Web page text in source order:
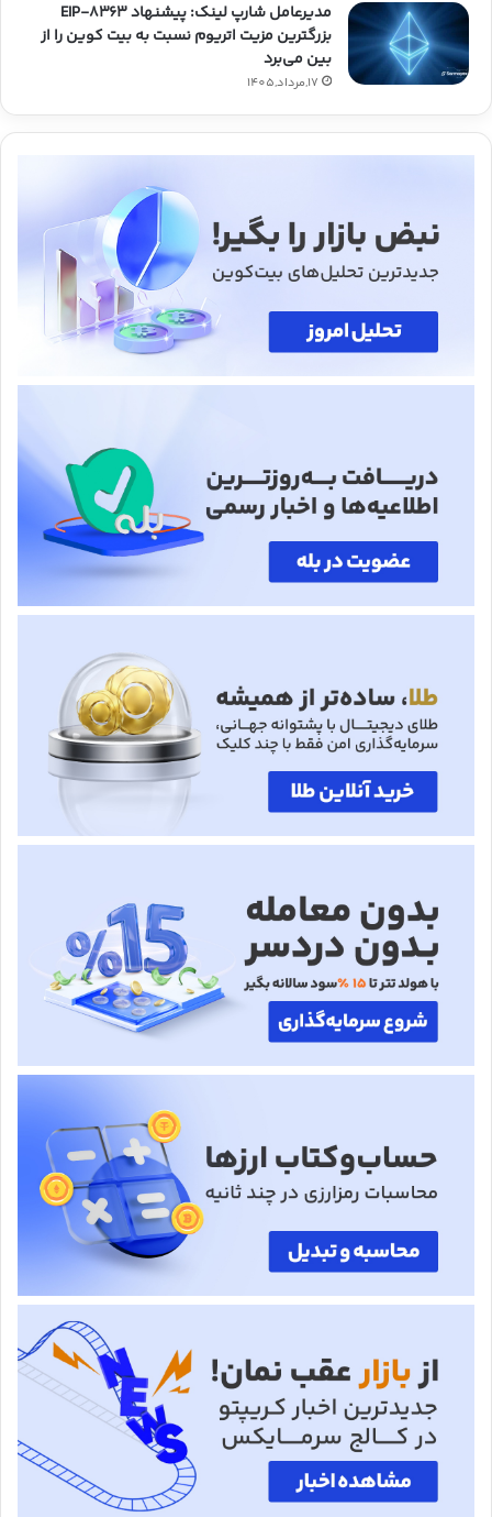
مدیرعامل شارپ لینک: پیشنهاد EIP-۸۳۶۳
بزرگترین مزیت اتریوم نسبت به بیت کوین را از
بین می‌برد
17,مرداد,1405